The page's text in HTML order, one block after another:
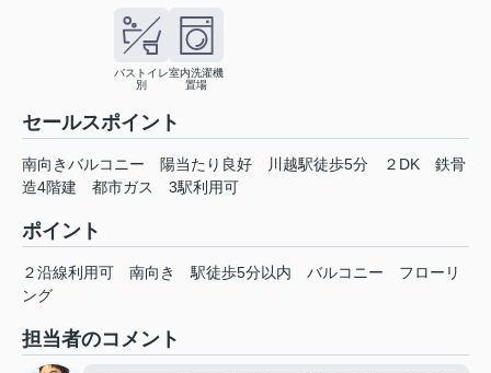
バストイレ
別
室内洗濯機
置場
セールスポイント
南向きバルコニー 陽当たり良好 川越駅徒歩5分 ２DK 鉄骨
造4階建 都市ガス 3駅利用可
ポイント
２沿線利用可 南向き 駅徒歩5分以内 バルコニー
フローリ
ング
担当者のコメント